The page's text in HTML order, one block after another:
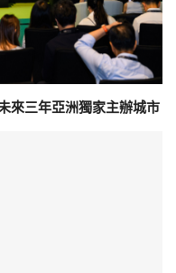
來三年亞洲獨家主辦城市